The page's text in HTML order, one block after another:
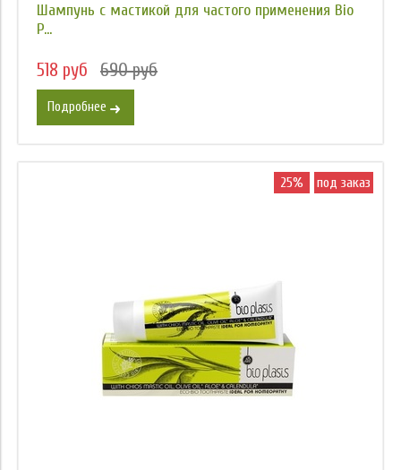
Шампунь с мастикой для частого применения Bio
P...
518 руб 690 руб
Подробнее
25% под заказ